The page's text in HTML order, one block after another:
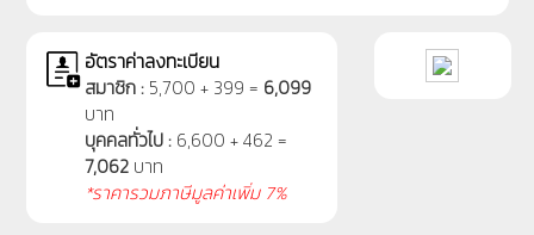
อัตราค่าลงทะเบียน
สมาชิก : 5,700 + 399 = 6,099
บาท
บุคคลทั่วไป : 6,600 + 462 =
7,062 บาท
*ราคารวมภาษีมูลค่าเพิ่ม 7%